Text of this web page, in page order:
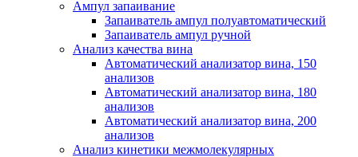
Ампул запаивание
Запаиватель ампул полуавтоматический
Запаиватель ампул ручной
Анализ качества вина
Автоматический анализатор вина, 150
анализов
Автоматический анализатор вина, 180
анализов
Автоматический анализатор вина, 200
анализов
Анализ кинетики межмолекулярных